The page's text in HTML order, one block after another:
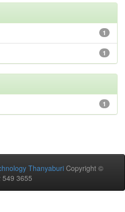
1
1
1
Thanyaburi Copyright ©
549 3655